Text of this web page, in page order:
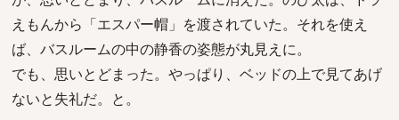
えもんから「エスパー帽」を渡されていた。それを使え
ば、バスルームの中の静香の姿態が丸見えに。
でも、思いとどまった。やっぱり、ベッドの上で見てあげ
ないと失礼だ。と。